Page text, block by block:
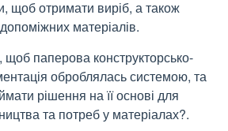
щоб отримати виріб, а також
матеріалів.
щоб паперова конструкторсько-
оброблялась системою, та
рішення на її основі для
та потреб у матеріалах?.